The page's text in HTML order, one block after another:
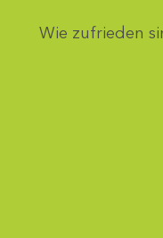
Wie zufrieden